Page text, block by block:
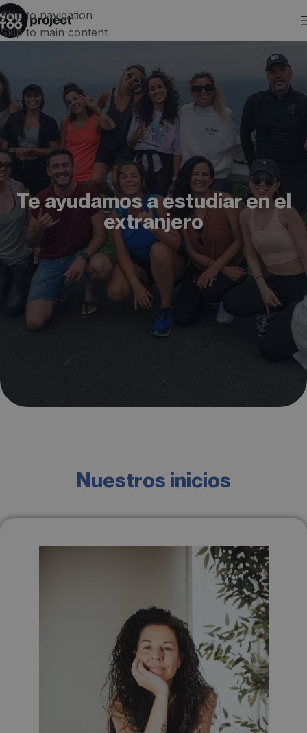
Skip to navigation
Skip to main content
Te ayudamos a estudiar en el
extranjero
Nuestros inicios